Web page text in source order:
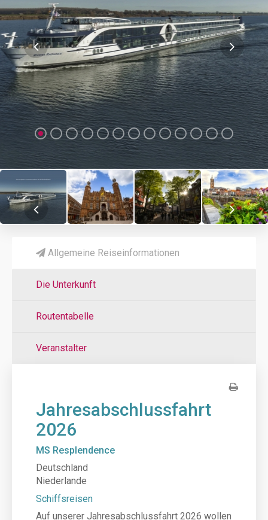
Allgemeine Reiseinformationen
Die Unterkunft
Routentabelle
Veranstalter
Jahresabschlussfahrt
2026
MS Resplendence
Deutschland
Niederlande
Schiffsreisen
Auf unserer Jahresabschlussfahrt 2026 wollen